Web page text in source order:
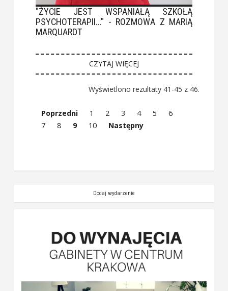
"ŻYCIE JEST WSPANIAŁĄ SZKOŁĄ
PSYCHOTERAPII..." - ROZMOWA Z MARIĄ
MARQUARDT
CZYTAJ WIĘCEJ
Wyświetlono rezultaty 41-45 z 46.
Poprzedni 1 2 3 4 5
6
7
8 9 10 Następny
Dodaj wydarzenie